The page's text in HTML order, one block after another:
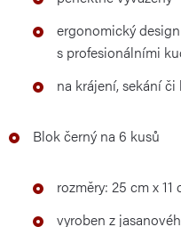
ergonomický
s profesionálními
na krájení, sekání
Blok černý na 6 kusů
rozměry: 25 cm x
vyroben z